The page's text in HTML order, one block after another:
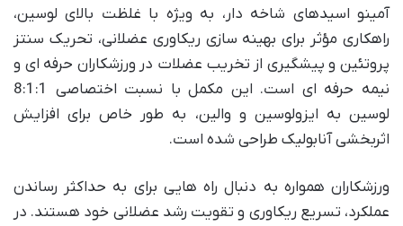
آمینو اسیدهای شاخه دار، به ویژه با غلظت بالای لوسین،
راهکاری مؤثر برای بهینه سازی ریکاوری عضلانی، تحریک سنتز
پروتئین و پیشگیری از تخریب عضلات در ورزشکاران حرفه ای و
نیمه حرفه ای است. این مکمل با نسبت اختصاصی 8:1:1
لوسین به ایزولوسین و والین، به طور خاص برای افزایش
اثربخشی آنابولیک طراحی شده است.
ورزشکاران همواره به دنبال راه هایی برای به حداکثر رساندن
عملکرد، تسریع ریکاوری و تقویت رشد عضلانی خود هستند. در